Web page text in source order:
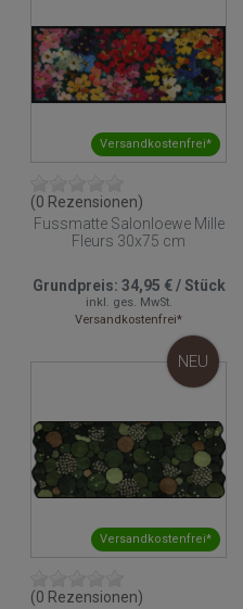
Versandkostenfrei*
(0 Rezensionen)
Fussmatte Salonloewe Mille
Fleurs 30x75 cm
Grundpreis: 34,95 €/Stück
inkl. ges. MwSt.
Versandkostenfrei*
Versandkostenfrei*
NEU
(0 Rezensionen)